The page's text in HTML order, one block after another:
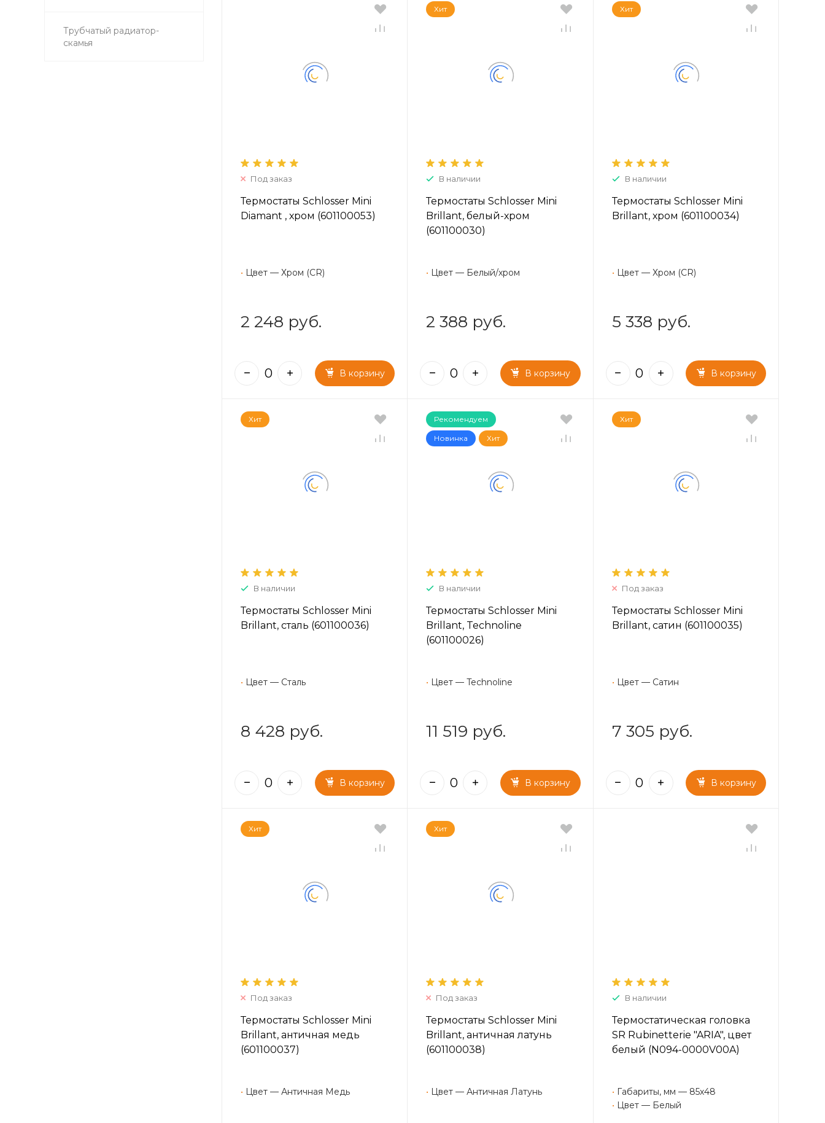
Трубчатый радиатор-
скамья
Под заказ
Термостаты Schlosser Mini
Diamant , хром (601100053)
• Цвет — Хром (CR)
2 248 руб.
В корзину
Хит
В наличии
Термостаты Schlosser Mini
Brillant, белый-хром
(601100030)
• Цвет — Белый/хром
2 388 руб.
В корзину
Хит
В наличии
Термостаты Schlosser Mini
Brillant, хром (601100034)
• Цвет — Хром (CR)
5 338 руб.
В корзину
Хит
В наличии
Термостаты Schlosser Mini
Brillant, сталь (601100036)
• Цвет — Сталь
8 428 руб.
В корзину
Рекомендуем
Новинка Хит
В наличии
Термостаты Schlosser Mini
Brillant, Technoline
(601100026)
• Цвет — Technoline
11 519 руб.
В корзину
Хит
Под заказ
Термостаты Schlosser Mini
Brillant, сатин (601100035)
• Цвет — Сатин
7 305 руб.
В корзину
Хит
Под заказ
Термостаты Schlosser Mini
Brillant, античная медь
(601100037)
• Цвет — Античная Медь
Хит
Под заказ
Термостаты Schlosser Mini
Brillant, античная латунь
(601100038)
• Цвет — Античная Латунь
В наличии
Термостатическая головка
SR Rubinetterie "ARIA", цвет
белый (N094-0000V00A)
• Габариты, мм — 85х48
• Цвет — Белый